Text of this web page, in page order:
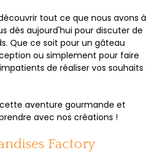
tout ce que nous avons à
dès aujourd'hui pour discuter de
Que ce soit pour un gâteau
ou simplement pour faire
de réaliser vos souhaits
aventure gourmande et
avec nos créations !
Factory